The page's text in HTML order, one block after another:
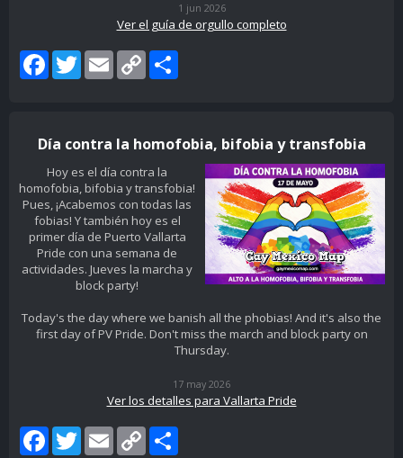
1 jun 2026
Ver el guía de orgullo completo
FacebookTwitterEmail Copy
Link
Día contra la homofobia, bifobia y transfobia
Hoy es el día contra la
homofobia, bifobia y transfobia!
Pues, ¡Acabemos con todas las
fobias! Y también hoy es el
primer día de Puerto Vallarta
Pride con una semana de
actividades. Jueves la marcha y
block party!
Today's the day where we banish all the phobias! And it's also the
first day of PV Pride. Don't miss the march and block party on
Thursday.
17 may 2026
Ver los detalles para Vallarta Pride
Facebook
Twitter Email Copy
Link